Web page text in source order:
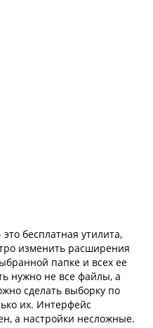
бесплатная утилита,
изменить расширения
папке и всех ее
нужно не все файлы, а
сделать выборку по
их. Интерфейс
а настройки несложные.